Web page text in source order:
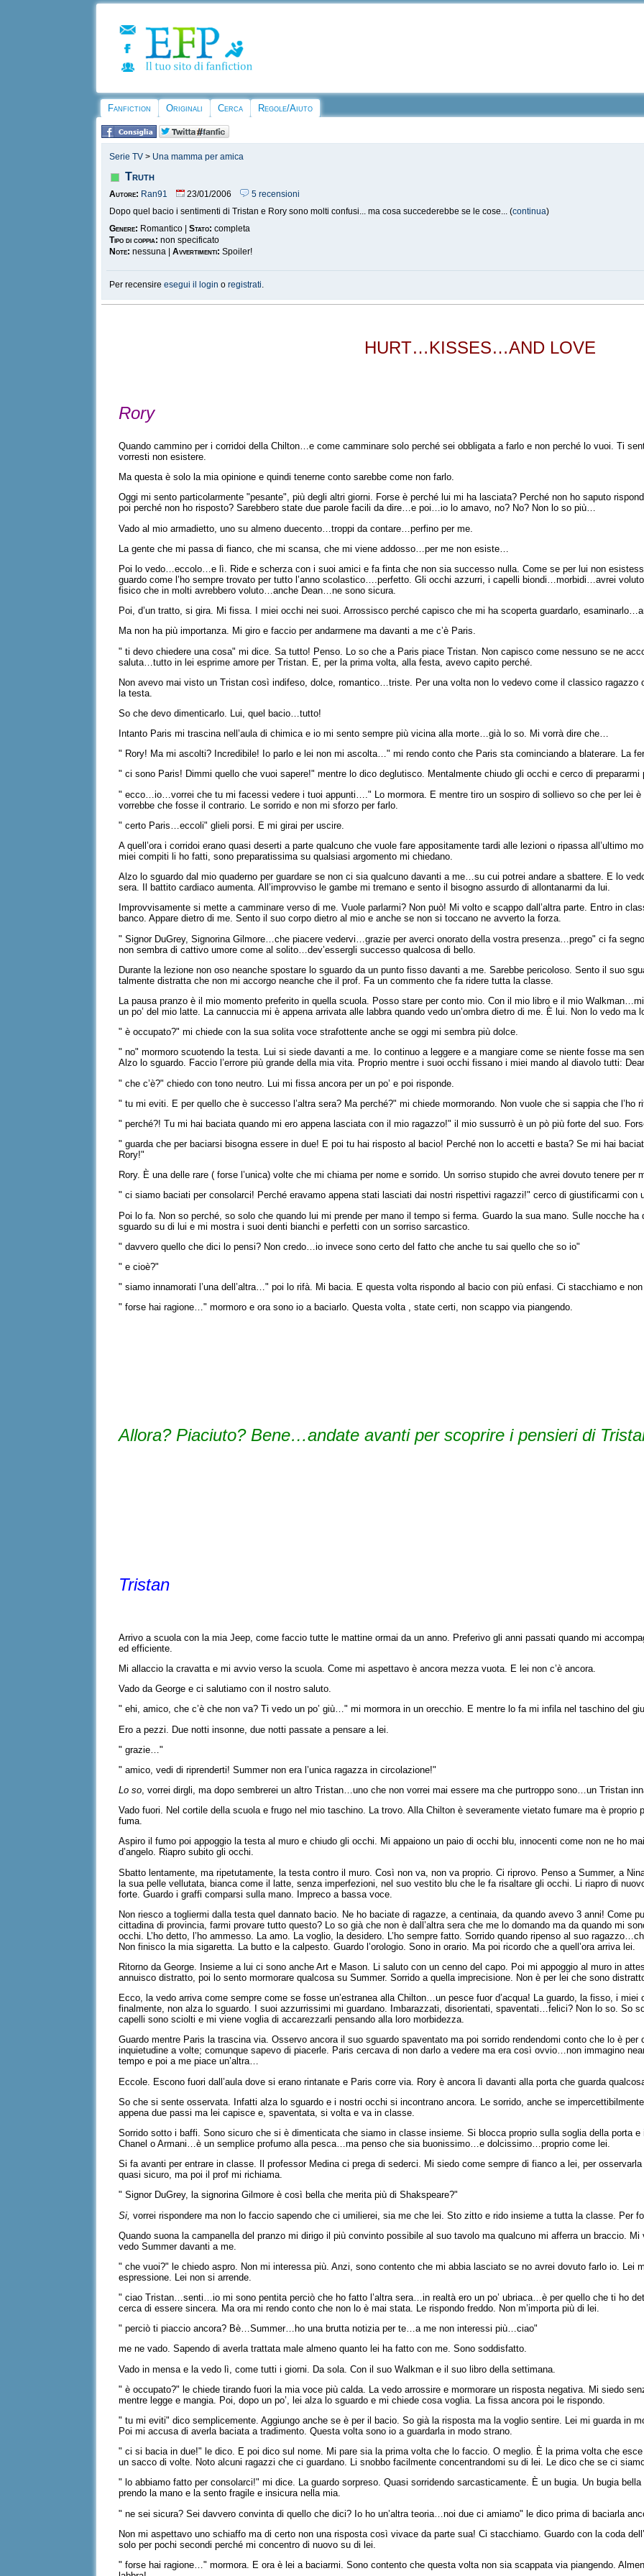
Fanfiction Originali Cerca Regole/Aiuto
Serie TV > Una mamma per amica
Truth
Autore: Ran91 23/01/2006
5 recensioni
Dopo quel bacio i sentimenti di Tristan e Rory sono molti confusi... ma cosa succederebbe se le cose... (continua)
Genere: Romantico |Stato: completa
Tipo di coppia: non specificato
Note: nessuna |Avvertimenti: Spoiler!
Per recensireesegui il login oregistrati.
HURT…KISSES…AND LOVE
Rory
Quando cammino per i corridoi della Chilton…e come camminare solo perché sei obbligata a farlo e non perché lo vuoi. Ti
vorresti non esistere.
Ma questa è solo la mia opinione e quindi tenerne conto sarebbe come non farlo.
Oggi mi sento particolarmente "pesante", più degli altri giorni. Forse è perché lui mi ha lasciata? Perché non ho saputo
poi perché non ho risposto? Sarebbero state due parole facili da dire…e poi…io lo amavo, no? No? Non lo so più…
Vado al mio armadietto, uno su almeno duecento…troppi da contare…perfino per me.
La gente che mi passa di fianco, che mi scansa, che mi viene addosso…per me non esiste…
Poi lo vedo…eccolo…e lì. Ride e scherza con i suoi amici e fa finta che non sia successo nulla. Come se per lui non
guardo come l’ho sempre trovato per tutto l’anno scolastico….perfetto. Gli occhi azzurri, i capelli biondi…morbidi…avrei
fisico che in molti avrebbero voluto…anche Dean…ne sono sicura.
Poi, d’un tratto, si gira. Mi fissa. I miei occhi nei suoi. Arrossisco perché capisco che mi ha scoperta guardarlo,
Ma non ha più importanza. Mi giro e faccio per andarmene ma davanti a me c’è Paris.
" ti devo chiedere una cosa" mi dice. Sa tutto! Penso. Lo so che a Paris piace Tristan. Non capisco come nessuno se ne
saluta…tutto in lei esprime amore per Tristan. E, per la prima volta, alla festa, avevo capito perché.
Non avevo mai visto un Tristan così indifeso, dolce, romantico…triste. Per una volta non lo vedevo come il classico ragazzo
la testa.
So che devo dimenticarlo. Lui, quel bacio…tutto!
Intanto Paris mi trascina nell’aula di chimica e io mi sento sempre più vicina alla morte…già lo so. Mi vorrà dire che…
" Rory! Ma mi ascolti? Incredibile! Io parlo e lei non mi ascolta…" mi rendo conto che Paris sta cominciando a blaterare. La
" ci sono Paris! Dimmi quello che vuoi sapere!" mentre lo dico deglutisco. Mentalmente chiudo gli occhi e cerco di
" ecco…io…vorrei che tu mi facessi vedere i tuoi appunti…." Lo mormora. E mentre tiro un sospiro di sollievo so che per lei è
vorrebbe che fosse il contrario. Le sorrido e non mi sforzo per farlo.
" certo Paris…eccoli" glieli porsi. E mi girai per uscire.
A quell’ora i corridoi erano quasi deserti a parte qualcuno che vuole fare appositamente tardi alle lezioni o ripassa all’ultimo
miei compiti li ho fatti, sono preparatissima su qualsiasi argomento mi chiedano.
Alzo lo sguardo dal mio quaderno per guardare se non ci sia qualcuno davanti a me…su cui potrei andare a sbattere. E lo
sera. Il battito cardiaco aumenta. All’improvviso le gambe mi tremano e sento il bisogno assurdo di allontanarmi da lui.
Improvvisamente si mette a camminare verso di me. Vuole parlarmi? Non può! Mi volto e scappo dall’altra parte. Entro in
banco. Appare dietro di me. Sento il suo corpo dietro al mio e anche se non si toccano ne avverto la forza.
" Signor DuGrey, Signorina Gilmore…che piacere vedervi…grazie per averci onorato della vostra presenza…prego" ci fa
non sembra di cattivo umore come al solito…dev’essergli successo qualcosa di bello.
Durante la lezione non oso neanche spostare lo sguardo da un punto fisso davanti a me. Sarebbe pericoloso. Sento il suo
talmente distratta che non mi accorgo neanche che il prof. Fa un commento che fa ridere tutta la classe.
La pausa pranzo è il mio momento preferito in quella scuola. Posso stare per conto mio. Con il mio libro e il mio
un po’ del mio latte. La cannuccia mi è appena arrivata alle labbra quando vedo un’ombra dietro di me. È lui. Non lo vedo ma
" è occupato?" mi chiede con la sua solita voce strafottente anche se oggi mi sembra più dolce.
" no" mormoro scuotendo la testa. Lui si siede davanti a me. Io continuo a leggere e a mangiare come se niente fosse ma
Alzo lo sguardo. Faccio l’errore più grande della mia vita. Proprio mentre i suoi occhi fissano i miei mando al diavolo tutti:
" che c’è?" chiedo con tono neutro. Lui mi fissa ancora per un po’ e poi risponde.
" tu mi eviti. E per quello che è successo l’altra sera? Ma perché?" mi chiede mormorando. Non vuole che si sappia che l’ho
" perché?! Tu mi hai baciata quando mi ero appena lasciata con il mio ragazzo!" il mio sussurrò è un pò più forte del suo.
" guarda che per baciarsi bisogna essere in due! E poi tu hai risposto al bacio! Perché non lo accetti e basta? Se mi hai
Rory!"
Rory. È una delle rare ( forse l’unica) volte che mi chiama per nome e sorrido. Un sorriso stupido che avrei dovuto tenere per
" ci siamo baciati per consolarci! Perché eravamo appena stati lasciati dai nostri rispettivi ragazzi!" cerco di giustificarmi con
Poi lo fa. Non so perché, so solo che quando lui mi prende per mano il tempo si ferma. Guardo la sua mano. Sulle nocche
sguardo su di lui e mi mostra i suoi denti bianchi e perfetti con un sorriso sarcastico.
" davvero quello che dici lo pensi? Non credo…io invece sono certo del fatto che anche tu sai quello che so io"
" e cioè?"
" siamo innamorati l’una dell’altra…" poi lo rifà. Mi bacia. E questa volta rispondo al bacio con più enfasi. Ci stacchiamo e
" forse hai ragione…" mormoro e ora sono io a baciarlo. Questa volta , state certi, non scappo via piangendo.
Allora? Piaciuto? Bene…andate avanti per scoprire i pensieri di
Tristan
Arrivo a scuola con la mia Jeep, come faccio tutte le mattine ormai da un anno. Preferivo gli anni passati quando mi
ed efficiente.
Mi allaccio la cravatta e mi avvio verso la scuola. Come mi aspettavo è ancora mezza vuota. E lei non c’è ancora.
Vado da George e ci salutiamo con il nostro saluto.
" ehi, amico, che c’è che non va? Ti vedo un po’ giù…" mi mormora in un orecchio. E mentre lo fa mi infila nel taschino del
Ero a pezzi. Due notti insonne, due notti passate a pensare a lei.
" grazie…"
" amico, vedi di riprenderti! Summer non era l’unica ragazza in circolazione!"
Lo so, vorrei dirgli, ma dopo sembrerei un altro Tristan…uno che non vorrei mai essere ma che purtroppo sono…un Tristan
Vado fuori. Nel cortile della scuola e frugo nel mio taschino. La trovo. Alla Chilton è severamente vietato fumare ma è proprio
fuma.
Aspiro il fumo poi appoggio la testa al muro e chiudo gli occhi. Mi appaiono un paio di occhi blu, innocenti come non ne ho
d’angelo. Riapro subito gli occhi.
Sbatto lentamente, ma ripetutamente, la testa contro il muro. Così non va, non va proprio. Ci riprovo. Penso a Summer, a
la sua pelle vellutata, bianca come il latte, senza imperfezioni, nel suo vestito blu che le fa risaltare gli occhi. Li riapro di
forte. Guardo i graffi comparsi sulla mano. Impreco a bassa voce.
Non riesco a togliermi dalla testa quel dannato bacio. Ne ho baciate di ragazze, a centinaia, da quando avevo 3 anni! Come
cittadina di provincia, farmi provare tutto questo? Lo so già che non è dall’altra sera che me lo domando ma da quando mi
occhi. L’ho detto, l’ho ammesso. La amo. La voglio, la desidero. L’ho sempre fatto. Sorrido quando ripenso al suo
Non finisco la mia sigaretta. La butto e la calpesto. Guardo l’orologio. Sono in orario. Ma poi ricordo che a quell’ora arriva lei.
Ritorno da George. Insieme a lui ci sono anche Art e Mason. Li saluto con un cenno del capo. Poi mi appoggio al muro in
annuisco distratto, poi lo sento mormorare qualcosa su Summer. Sorrido a quella imprecisione. Non è per lei che sono
Ecco, la vedo arriva come sempre come se fosse un’estranea alla Chilton…un pesce fuor d’acqua! La guardo, la fisso, i
finalmente, non alza lo sguardo. I suoi azzurrissimi mi guardano. Imbarazzati, disorientati, spaventati…felici? Non lo so. So
capelli sono sciolti e mi viene voglia di accarezzarli pensando alla loro morbidezza.
Guardo mentre Paris la trascina via. Osservo ancora il suo sguardo spaventato ma poi sorrido rendendomi conto che lo è
inquietudine a volte; comunque sapevo di piacerle. Paris cercava di non darlo a vedere ma era così ovvio…non immagino
tempo e poi a me piace un’altra…
Eccole. Escono fuori dall’aula dove si erano rintanate e Paris corre via. Rory è ancora lì davanti alla porta che guarda
So che si sente osservata. Infatti alza lo sguardo e i nostri occhi si incontrano ancora. Le sorrido, anche se
appena due passi ma lei capisce e, spaventata, si volta e va in classe.
Sorrido sotto i baffi. Sono sicuro che si è dimenticata che siamo in classe insieme. Si blocca proprio sulla soglia della porta
Chanel o Armani…è un semplice profumo alla pesca…ma penso che sia buonissimo…e dolcissimo…proprio come lei.
Si fa avanti per entrare in classe. Il professor Medina ci prega di sederci. Mi siedo come sempre di fianco a lei, per
quasi sicuro, ma poi il prof mi richiama.
" Signor DuGrey, la signorina Gilmore è così bella che merita più di Shakspeare?"
Si,vorrei rispondere ma non lo faccio sapendo che ci umilierei, sia me che lei. Sto zitto e rido insieme a tutta la classe. Per
Quando suona la campanella del pranzo mi dirigo il più convinto possibile al suo tavolo ma qualcuno mi afferra un braccio.
vedo Summer davanti a me.
" che vuoi?" le chiedo aspro. Non mi interessa più. Anzi, sono contento che mi abbia lasciato se no avrei dovuto farlo io. Lei
espressione. Lei non si arrende.
" ciao Tristan…senti…io mi sono pentita perciò che ho fatto l’altra sera…in realtà ero un po’ ubriaca…è per quello che ti ho
cerca di essere sincera. Ma ora mi rendo conto che non lo è mai stata. Le rispondo freddo. Non m’importa più di lei.
" perciò ti piaccio ancora? Bè…Summer…ho una brutta notizia per te…a me non interessi più…ciao"
me ne vado. Sapendo di averla trattata male almeno quanto lei ha fatto con me. Sono soddisfatto.
Vado in mensa e la vedo lì, come tutti i giorni. Da sola. Con il suo Walkman e il suo libro della settimana.
" è occupato?" le chiede tirando fuori la mia voce più calda. La vedo arrossire e mormorare un risposta negativa. Mi siedo
mentre legge e mangia. Poi, dopo un po’, lei alza lo sguardo e mi chiede cosa voglia. La fissa ancora poi le rispondo.
" tu mi eviti" dico semplicemente. Aggiungo anche se è per il bacio. So già la risposta ma la voglio sentire. Lei mi guarda in
Poi mi accusa di averla baciata a tradimento. Questa volta sono io a guardarla in modo strano.
" ci si bacia in due!" le dico. E poi dico sul nome. Mi pare sia la prima volta che lo faccio. O meglio. È la prima volta che
un sacco di volte. Noto alcuni ragazzi che ci guardano. Li snobbo facilmente concentrandomi su di lei. Le dico che se ci
" lo abbiamo fatto per consolarci!" mi dice. La guardo sorpreso. Quasi sorridendo sarcasticamente. È un bugia. Un bugia
prendo la mano e la sento fragile e insicura nella mia.
" ne sei sicura? Sei davvero convinta di quello che dici? Io ho un’altra teoria…noi due ci amiamo" le dico prima di baciarla
Non mi aspettavo uno schiaffo ma di certo non una risposta così vivace da parte sua! Ci stacchiamo. Guardo con la coda
solo per pochi secondi perché mi concentro di nuovo su di lei.
" forse hai ragione…" mormora. E ora è lei a baciarmi. Sono contento che questa volta non sia scappata via piangendo.